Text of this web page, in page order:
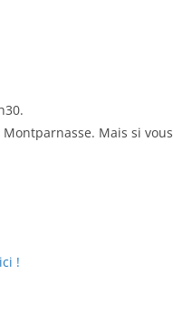
Mais si vous
!